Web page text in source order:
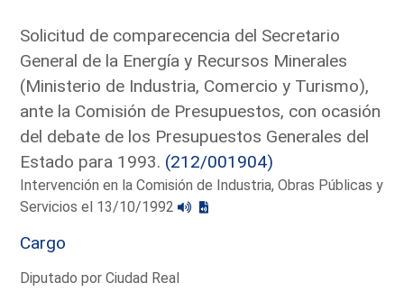
Solicitud de comparecencia del Secretario
General de la Energía y Recursos Minerales
(Ministerio de Industria, Comercio y Turismo),
ante la Comisión de Presupuestos, con ocasión
del debate de los Presupuestos Generales del
Estado para 1993. (212/001904)
Intervención en la Comisión de Industria, Obras Públicas y
Servicios el 13/10/1992
Cargo
Diputado por Ciudad Real